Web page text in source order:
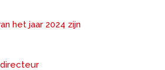
het jaar 2024 zijn